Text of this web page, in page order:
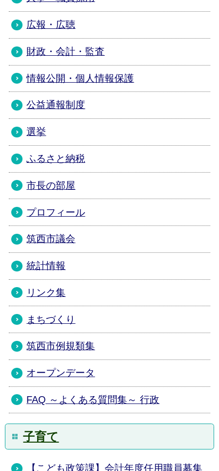
広報・広聴
財政・会計・監査
情報公開・個人情報保護
公益通報制度
選挙
ふるさと納税
市長の部屋
プロフィール
筑西市議会
統計情報
リンク集
まちづくり
筑西市例規類集
オープンデータ
FAQ ～よくある質問集～ 行政
子育て
【こども政策課】会計年度任用職員募集